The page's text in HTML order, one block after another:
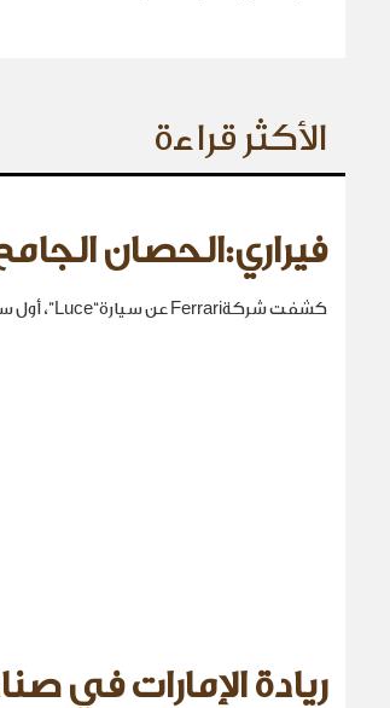
الأكثر قراءة
فيراري:الحصان
كشفت شركةFerrari عن سيارة“Luce”، أول سيارة كهربائية بالكامل في تاريخها.
ريادة الإمارات في